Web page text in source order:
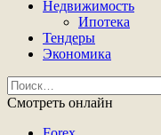
Недвижимость
Ипотека
Тендеры
Экономика
Найти:
Смотреть онлайн